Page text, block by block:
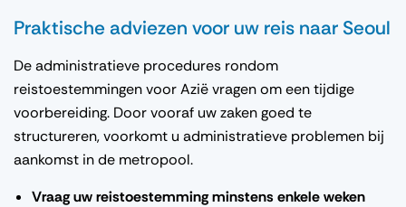
Praktische adviezen voor uw reis naar Seoul
De administratieve procedures rondom
reistoestemmingen voor Azië vragen om een tijdige
voorbereiding. Door vooraf uw zaken goed te
structureren, voorkomt u administratieve problemen bij
aankomst in de metropool.
Vraag uw reistoestemming minstens enkele weken